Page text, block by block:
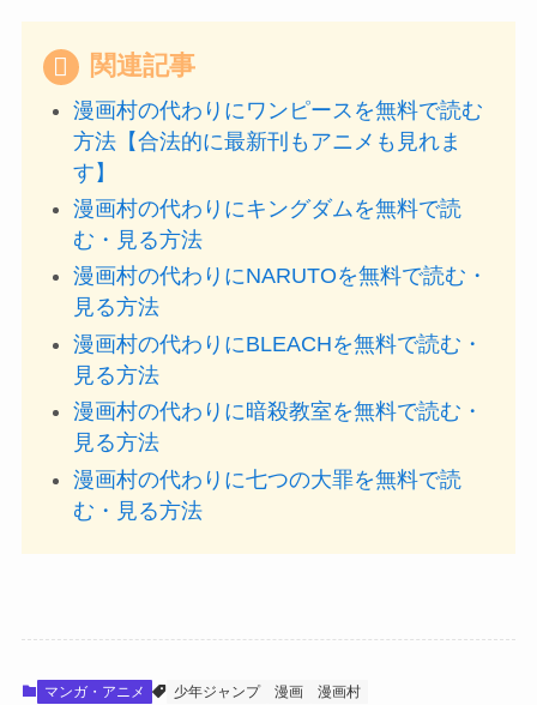
関連記事
漫画村の代わりにワンピースを無料で読む
方法【合法的に最新刊もアニメも見れま
す】
漫画村の代わりにキングダムを無料で読
む・見る方法
漫画村の代わりにNARUTOを無料で読む・
見る方法
漫画村の代わりにBLEACHを無料で読む・
見る方法
漫画村の代わりに暗殺教室を無料で読む・
見る方法
漫画村の代わりに七つの大罪を無料で読
む・見る方法
マンガ・アニメ 少年ジャンプ 漫画 漫画村